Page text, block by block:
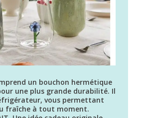
un bouchon hermétique
une plus grande durabilité. Il
vous permettant
fraîche à tout moment.